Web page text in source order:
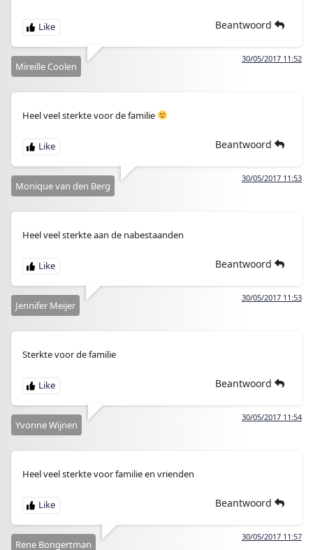
Beantwoord
30/05/2017 11:52
Mireille Coolen
Heel veel sterkte voor de familie
Beantwoord
30/05/2017 11:53
Monique van den Berg
Heel veel sterkte aan de nabestaanden
Beantwoord
30/05/2017 11:53
Jennifer Meijer
Sterkte voor de familie
Beantwoord
30/05/2017 11:54
Yvonne Wijnen
Heel veel sterkte voor familie en vrienden
Beantwoord
30/05/2017 11:57
Rene Bongertman